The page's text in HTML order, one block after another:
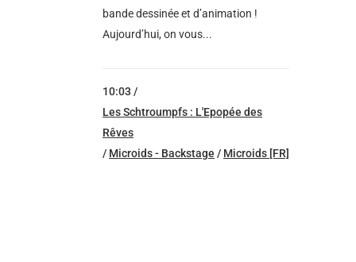
bande dessinée et d’animation !
Aujourd’hui, on vous...
10:03 /
Les Schtroumpfs : L'Epopée des
Rêves
/ Microids - Backstage / Microids [FR]